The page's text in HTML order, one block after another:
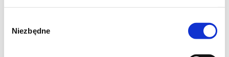
zgody
Niezbędne
2 płaskie łyżeczki proszku do pieczenia
masło do smarowania formy + bułka